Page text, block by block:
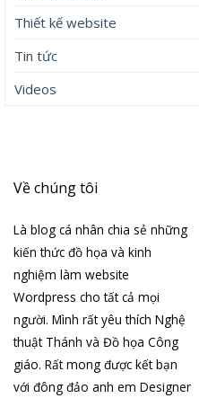
Thiết kế website
Tin tức
Videos
Về chúng tôi
Là blog cá nhân chia sẻ những
kiến thức đồ họa và kinh
nghiệm làm website
Wordpress cho tất cả mọi
người. Mình rất yêu thích Nghệ
thuật Thánh và Đồ họa Công
giáo. Rất mong được kết bạn
với đông đảo anh em Designer